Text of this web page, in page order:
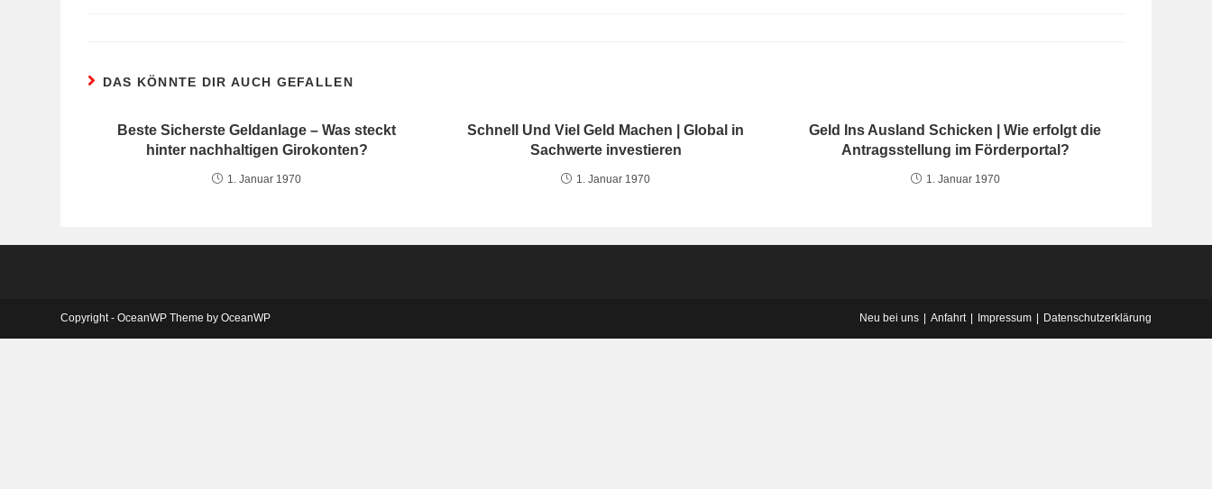
DAS KÖNNTE DIR AUCH GEFALLEN
Beste Sicherste Geldanlage – Was steckt
hinter nachhaltigen Girokonten?
1. Januar 1970
Schnell Und Viel Geld Machen | Global in
Sachwerte investieren
1. Januar 1970
Geld Ins Ausland Schicken | Wie erfolgt die
Antragsstellung im Förderportal?
1. Januar 1970
Neu bei uns Anfahrt Impressum Datenschutzerklärung
Copyright - OceanWP Theme by OceanWP